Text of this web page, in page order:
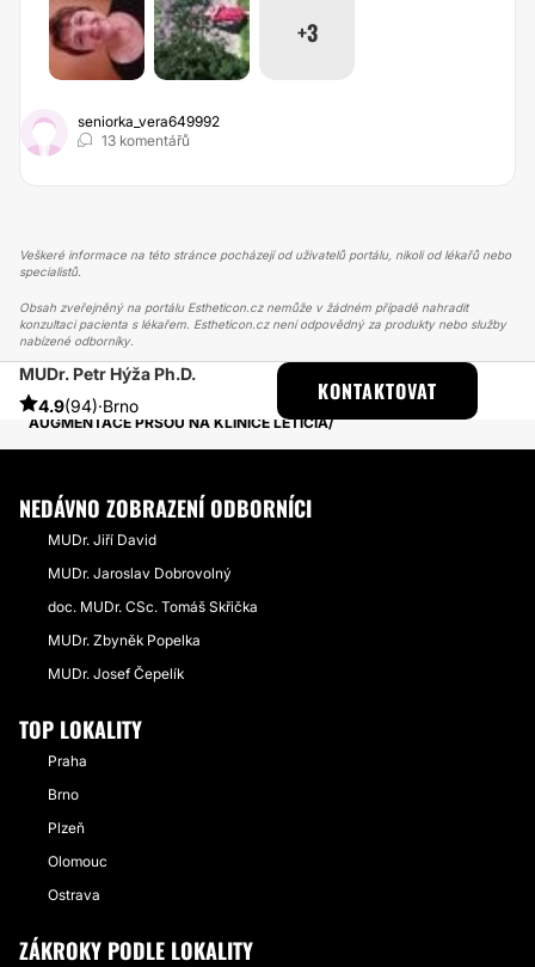
+3
seniorka_vera649992
13 komentářů
Veškeré informace na této stránce pocházejí od uživatelů portálu, nikoli od lékařů nebo
specialistů.
Obsah zveřejněný na portálu Estheticon.cz nemůže v žádném případě nahradit
konzultaci pacienta s lékařem. Estheticon.cz není odpovědný za produkty nebo služby
nabízené odborníky.
MUDr. Petr Hýža Ph.D.
4.9(94)·Brno
KONTAKTOVAT
ESTHETICON
PŘÍBĚHY
PŘÍBĚHY TÝKAJÍCÍ SE ZÁKROKU ZVĚTŠENÍ PRSOU
AUGMENTACE PRSOU NA KLINICE LETICIA
NEDÁVNO ZOBRAZENÍ ODBORNÍCI
MUDr. Jiří David
MUDr. Jaroslav Dobrovolný
doc. MUDr. CSc. Tomáš Skřička
MUDr. Zbyněk Popelka
MUDr. Josef Čepelík
TOP LOKALITY
Praha
Brno
Plzeň
Olomouc
Ostrava
ZÁKROKY PODLE LOKALITY